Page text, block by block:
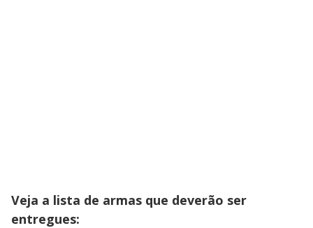
Veja a lista de armas que deverão ser
entregues: